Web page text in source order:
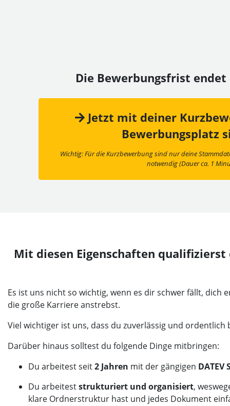
Die Bewerbungsfrist
Jetzt mit deiner
Bewerbungsplatz
Wichtig: Für die Kurzbewerbung sind nur deine
notwendig (Dauer ca. 1
Mit diesen Eigenschaften
Es ist uns nicht so wichtig, wenn es dir schwer fällt, dich
die große Karriere anstrebst.
Viel wichtiger ist uns, dass du zuverlässig und ordentlich
Darüber hinaus solltest du folgende Dinge mitbringen:
Du arbeitest seit2 Jahren mit der gängigen DATEV
Du arbeiteststrukturiert und organisiert,
klare Ordnerstruktur hast und jedes Dokument